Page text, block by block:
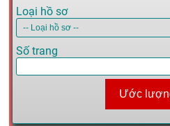
Loại hồ sơ
Số trang
Ước